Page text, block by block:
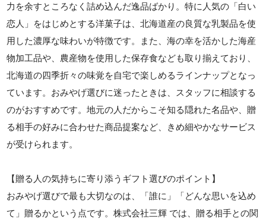
力を余すところなく詰め込んだ逸品ばかり。特に人気の「白い
恋人」をはじめとする洋菓子は、北海道産の良質な乳製品を使
用した濃厚な味わいが特徴です。また、海の幸を活かした海産
物加工品や、農産物を使用した保存食なども取り揃えており、
北海道の四季折々の味覚を自宅で楽しめるラインナップとなっ
ています。おみやげ選びに迷ったときは、スタッフに相談する
のがおすすめです。地元の人だからこそ知る隠れた名品や、贈
る相手の好みに合わせた商品提案など、きめ細やかなサービス
が受けられます。
【贈る人の気持ちに寄り添うギフト選びのポイント】
おみやげ選びで最も大切なのは、「誰に」「どんな思いを込め
て」贈るかという点です。株式会社三輝 では、贈る相手との関